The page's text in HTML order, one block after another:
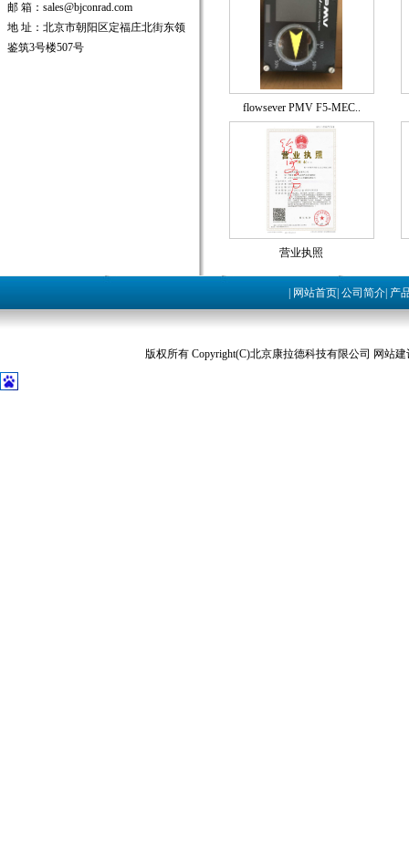
邮 箱：sales@bjconrad.com
地 址：北京市朝阳区定福庄北街东领
鉴筑3号楼507号
flowsever PMV F5-MEC..
营业执照
网站首页| 公司简介| 产
版权所有 Copyright(C)北京康拉德科技有限公司 网站建